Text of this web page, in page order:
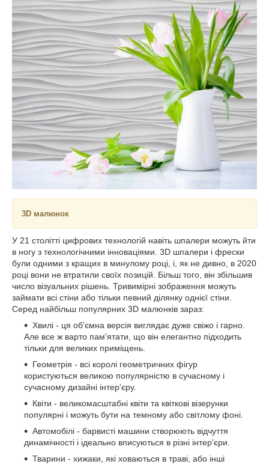
3D малюнок
У 21 столітті цифрових технологій навіть шпалери можуть йти
в ногу з технологічними інноваціями. 3D шпалери і фрески
були одними з кращих в минулому році, і, як не дивно, в 2020
році вони не втратили своїх позицій. Більш того, він збільшив
число візуальних рішень. Тривимірні зображення можуть
займати всі стіни або тільки певний ділянку однієї стіни.
Серед найбільш популярних 3D малюнків зараз:
Хвилі - ця об'ємна версія виглядає дуже свіжо і гарно.
Але все ж варто пам'ятати, що він елегантно підходить
тільки для великих приміщень.
Геометрія - всі королі геометричних фігур
користуються великою популярністю в сучасному і
сучасному дизайні інтер'єру.
Квіти - великомасштабні квіти та квіткові візерунки
популярні і можуть бути на темному або світлому фоні.
Автомобілі - барвисті машини створюють відчуття
динамічності і ідеально вписуються в різні інтер'єри.
Тварини - хижаки, які ховаються в траві, або інші